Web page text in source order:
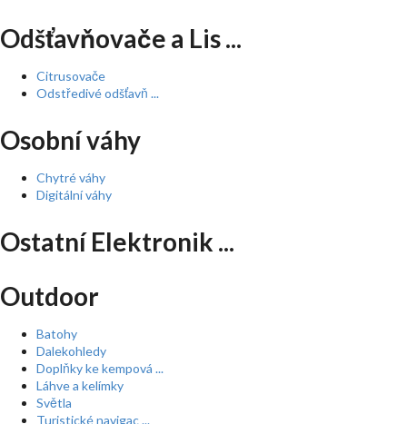
Odšťavňovače a Lis ...
Citrusovače
Odstředivé odšťavň ...
Osobní váhy
Chytré váhy
Digitální váhy
Ostatní Elektronik ...
Outdoor
Batohy
Dalekohledy
Doplňky ke kempová ...
Láhve a kelímky
Světla
Turistické navigac ...